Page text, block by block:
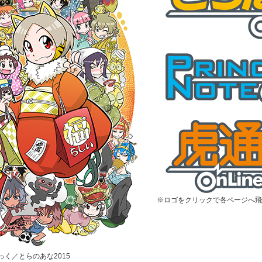
く／とらのあな2015
※ロゴをクリックで各ページへ